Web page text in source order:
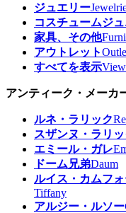
ジュエリー
コスチュームジ
家具、その他
アウトレット
すべてを表示
アンティーク・メーカ
ルネ・ラリック
スザンヌ・ラリッ
エミール・ガレ
ドーム兄弟Daum
ルイス・カムフ
Tiffany
アルジー・ルソー